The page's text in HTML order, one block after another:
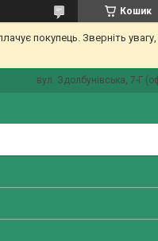
Кошик
покупець. Зверніть
вул. Здолбунівська, 7-Г